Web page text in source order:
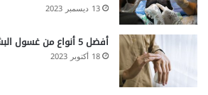
13 ديسمبر 2023
أفضل 5 أنواع من غسول البشرة الدهنية والمختلطة
18 أكتوبر 2023